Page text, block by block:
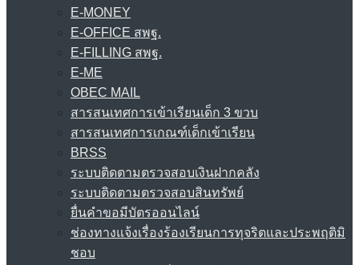
E-MONEY
E-OFFICE สพฐ.
E-FILLING สพฐ.
E-ME
OBEC MAIL
สารสนเทศการเข้าเรียนเด็ก 3 ขวบ
สารสนเทศการเกณฑ์เด็กเข้าเรียน
BRSS
ระบบติดตามตรวจสอบเงินฝากคลัง
ระบบติดตามตรวจสอบสินทรัพย์
ยื่นคำขอมีบัตรออนไลน์
ช่องทางแจ้งเรื่องร้องเรียนการทุจริตและประพฤติมิ
ชอบ